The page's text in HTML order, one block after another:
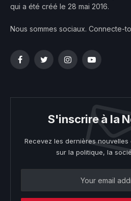
qui a été créé le 28 mai 2016.
Nous sommes sociaux. Connecte-
FacebookTwitterInstagramYouTube
S'inscrire à la
Recevez les dernières
sur la politique, la